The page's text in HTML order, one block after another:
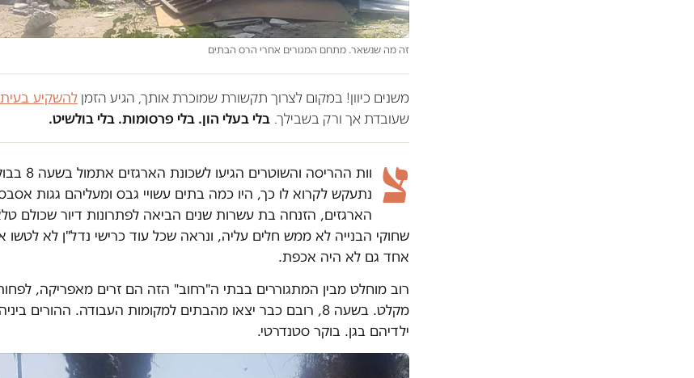
זה מה שנשאר. מתחם המגורים אחרי הרס הבתים
משנים כיוון! במקום לצרוך תקשורת שמוכרת אותך, הגיע הזמן להשקיע
שעובדת אך ורק בשבילך. בלי בעלי הון. בלי פרסומות. בלי בולשיט.
צ
וות ההריסה
נתעקש לקרוא לו כך, היו כמה בתים עשויי גבס ומעליהם גגות
הארגזים, הזנחה בת עשרות שנים הביאה לפתרונות דיור שכולם
שחוקי הבנייה לא ממש חלים עליה, ונראה שכל עוד כרישי נדל"ן לא לטשו
אחד גם לא היה אכפת.
רוב מוחלט מבין המתגוררים בבתי ה"רחוב" הזה הם זרים מאפריקה,
מקלט. בשעה 8, רובם כבר יצאו מהבתים למקומות העבודה. ההורים
ילדיהם בגן. בוקר סטנדרטי.